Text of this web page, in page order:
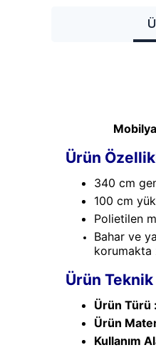
Ürün
340 cm
100 cm
Polietilen
Bahar ve
korumakta
Ürün Teknik
Ürün Türü :
Ürün
Kullanım